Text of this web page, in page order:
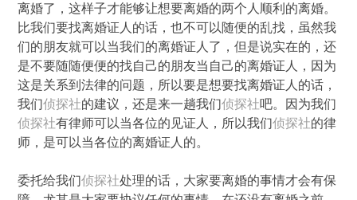
离婚了，这样子才能够让想要离婚的两个人顺利的离婚。
比我们要找离婚证人的话，也不可以随便的乱找，虽然我
们的朋友就可以当我们的离婚证人了，但是说实在的，还
是不要随随便便的找自己的朋友当自己的离婚证人，因为
这是关系到法律的问题，所以要是想要找离婚证人的话，
我们侦探社的建议，还是来一趟我们侦探社吧。因为我们
侦探社有律师可以当各位的见证人，所以我们侦探社的律
师，是可以当各位的离婚证人的。
委托给我们侦探社处理的话，大家要离婚的事情才会有保